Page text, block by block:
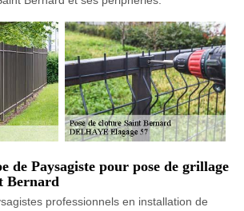
de Paysagiste pour pose de grillage
Bernard
professionnels en installation de